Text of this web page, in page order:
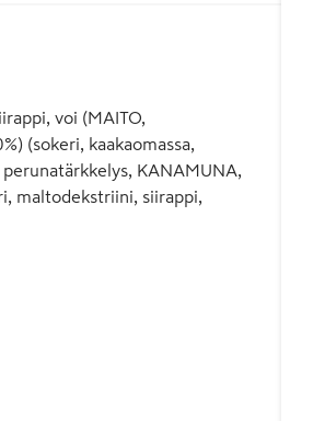
voi (MAITO,
(sokeri, kaakaomassa,
KANAMUNA,
maltodekstriini, siirappi,